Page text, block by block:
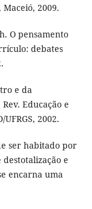
Maceió, 2009.
O pensamento
debates
e da
Educação e
2002.
ser habitado por
e
encarna uma